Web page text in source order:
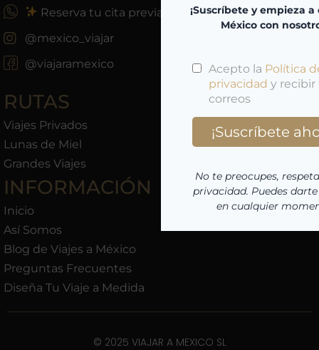
Reserva tu cita previa
@mexico_viajar
@viajaramexico
RUTAS
Viajes Privados
Lunas de Miel
Grandes Viajes
INFORMACIÓN
Inicio
Así Somos
Blog de Viajes a México
Preguntas Frecuentes
Diseña Tu Viaje a Medida
© 2025 VIAJAR A MEXICO SL